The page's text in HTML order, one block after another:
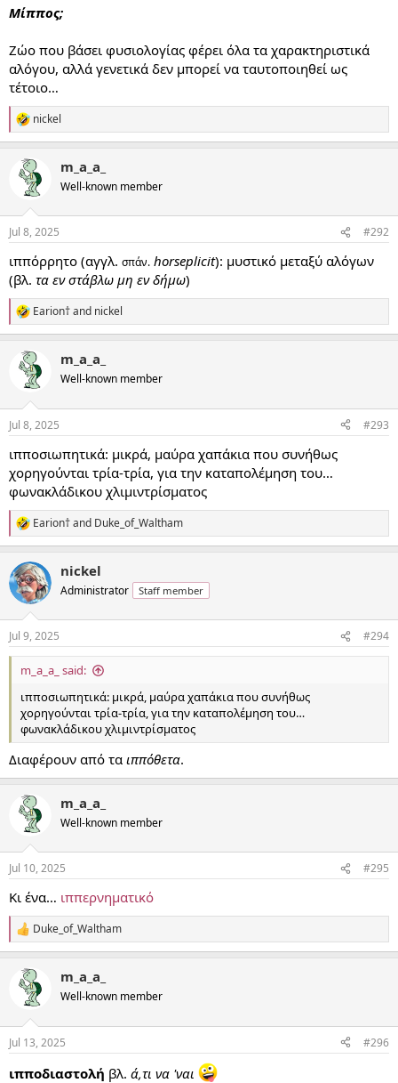
Μίππος;
Ζώο που βάσει φυσιολογίας φέρει όλα τα χαρακτηριστικά
αλόγου, αλλά γενετικά δεν μπορεί να ταυτοποιηθεί ως
τέτοιο…
R
e
c
n
s
nickel
m_a_a_
Well-known member
Jul 8, 2025 #292
ιππόρρητο (αγγλ. σπάν. horseplicit): μυστικό μεταξύ αλόγων
(βλ. τα εν στάβλω μη εν δήμω)
R
e
c
n
s
Earion†and nickel
m_a_a_
Well-known member
Jul 8, 2025 #293
ιπποσιωπητικά: μικρά, μαύρα χαπάκια που συνήθως
χορηγούνται τρία-τρία, για την καταπολέμηση του…
φωνακλάδικου χλιμιντρίσματος
R
e
c
t
i
n
s
:
Earion†and Duke_of_Waltham
nickel
Administrator Staff member
Jul 9, 2025 #294
m_a_a_ said:
ιπποσιωπητικά: μικρά, μαύρα χαπάκια που συνήθως
χορηγούνται τρία-τρία, για την καταπολέμηση του…
φωνακλάδικου χλιμιντρίσματος
Διαφέρουν από τα ιππόθετα.
m_a_a_
Well-known member
Jul 10, 2025 #295
Κι ένα… ιππερνηματικό
R
e
c
n
s
Duke_of_Waltham
m_a_a_
Well-known member
Jul 13, 2025 #296
ιπποδιαστολή βλ. ά,τι να 'ναι